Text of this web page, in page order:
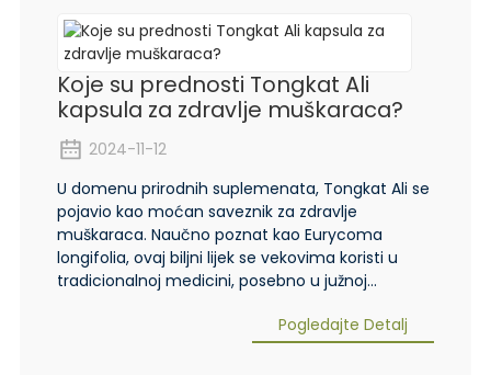
Koje su prednosti Tongkat Ali
kapsula za zdravlje muškaraca?
2024-11-12
U domenu prirodnih suplemenata, Tongkat Ali se
pojavio kao moćan saveznik za zdravlje
muškaraca. Naučno poznat kao Eurycoma
longifolia, ovaj biljni lijek se vekovima koristi u
tradicionalnoj medicini, posebno u južnoj...
Pogledajte Detalj